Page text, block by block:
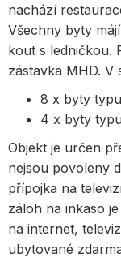
nachází
Všechny byty
kout s ledničkou.
zástavka MHD. V
8 x byty
4 x byty
Objekt je určen
nejsou povoleny
přípojka na
záloh na inkaso
na internet,
ubytované